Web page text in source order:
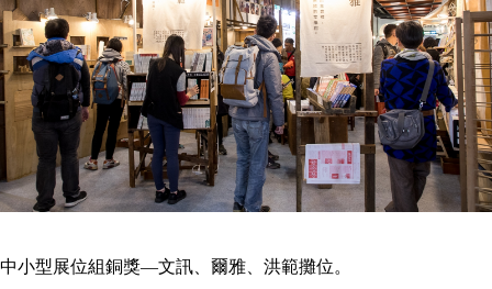
中小型展位組銅獎—文訊、爾雅、洪範攤位。